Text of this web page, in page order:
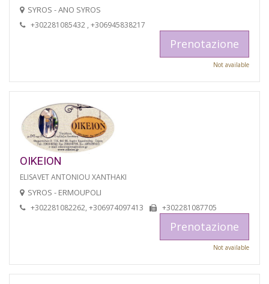
SYROS - ANO SYROS
+302281085432 , +306945838217
Prenotazione
Not available
OIKEION
ELISAVET ANTONIOU XANTHAKI
SYROS - ERMOUPOLI
+302281082262, +306974097413 +302281087705
Prenotazione
Not available